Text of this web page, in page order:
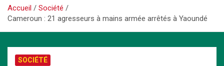
Accueil
Société
Cameroun : 21 agresseurs à mains armée arrêtés à Yaoundé
SOCIÉTÉ